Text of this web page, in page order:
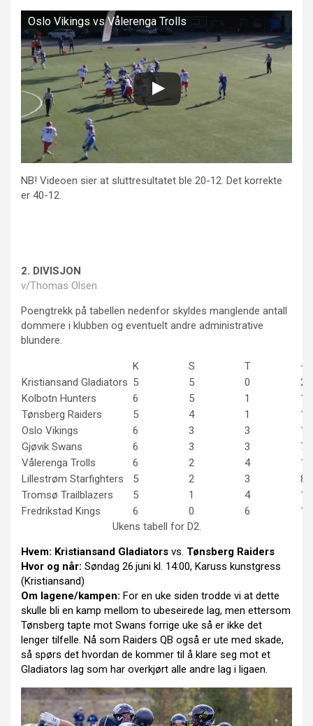
Oslo Vikings vs Vålerenga Trolls
NB! Videoen sier at sluttresultatet ble 20-12. Det korrekte
er 40-12.
2. DIVISJON
v/Thomas Olsen
Poengtrekk på tabellen nedenfor skyldes manglende antall
dommere i klubben og eventuelt andre administrative
blundere.
K S T
+
Kristiansand Gladiators 5 5 0
Kolbotn Hunters
6 5 1
Tønsberg Raiders
5 4 1
Oslo Vikings
6 3 3
Gjøvik Swans
6 3 3
77
Vålerenga Trolls
6 2 4
Lillestrøm Starfighters
5 2 3
86
Tromsø Trailblazers
5 1 4
16
Fredrikstad Kings
6 0 6
13
Ukens tabell for D2.
Hvem: Kristiansand Gladiators vs. Tønsberg Raiders
Hvor og når: Søndag 26.juni kl. 14:00, Karuss kunstgress
(Kristiansand)
Om lagene/kampen: For en uke siden trodde vi at dette
skulle bli en kamp mellom to ubeseirede lag, men ettersom
Tønsberg tapte mot Swans forrige uke så er ikke det
lenger tilfelle. Nå som Raiders QB også er ute med skade,
så spørs det hvordan de kommer til å klare seg mot et
Gladiators lag som har overkjørt alle andre lag i ligaen.